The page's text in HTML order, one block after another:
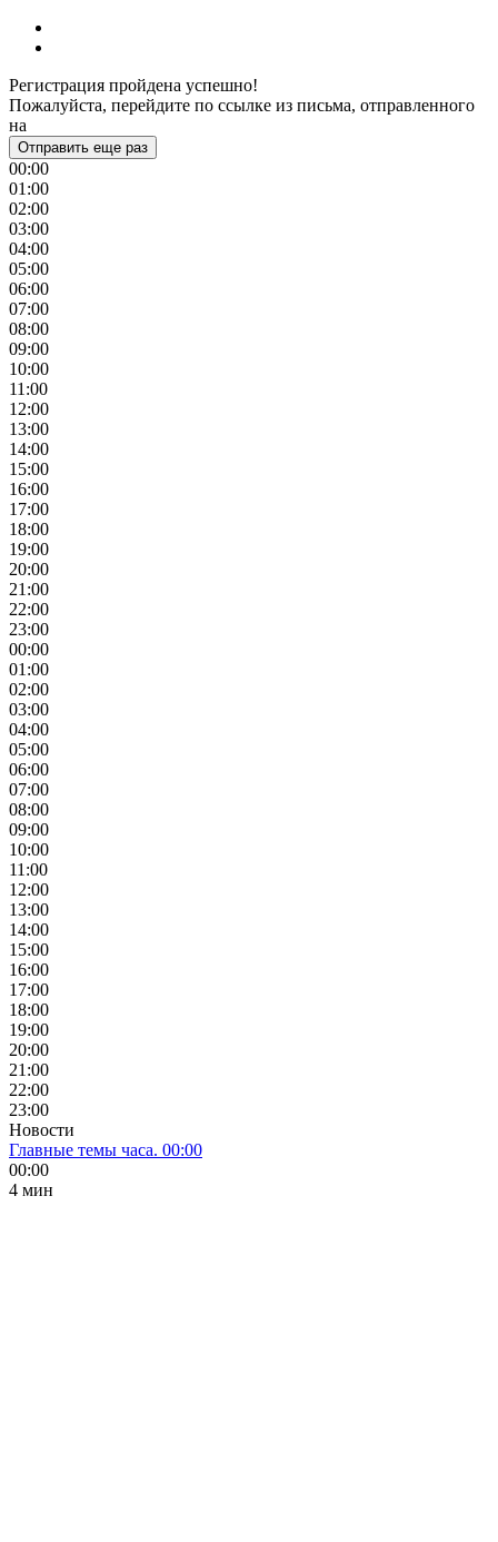
Регистрация пройдена успешно!
Пожалуйста, перейдите по ссылке из письма, отправленного
на
Отправить еще раз
00:00
01:00
02:00
03:00
04:00
05:00
06:00
07:00
08:00
09:00
10:00
11:00
12:00
13:00
14:00
15:00
16:00
17:00
18:00
19:00
20:00
21:00
22:00
23:00
00:00
01:00
02:00
03:00
04:00
05:00
06:00
07:00
08:00
09:00
10:00
11:00
12:00
13:00
14:00
15:00
16:00
17:00
18:00
19:00
20:00
21:00
22:00
23:00
Новости
Главные темы часа. 00:00
00:00
4 мин